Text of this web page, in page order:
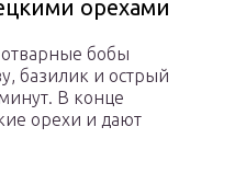
орехами
бобы
базилик и острый
В конце
орехи и дают